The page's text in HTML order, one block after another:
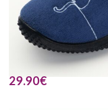
29.90€